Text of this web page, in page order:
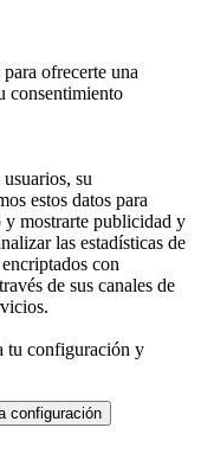
ofrecerte una
consentimiento
su
estos datos para
y mostrarte publicidad y
las estadísticas de
con
de sus canales de
tu configuración y
configuración